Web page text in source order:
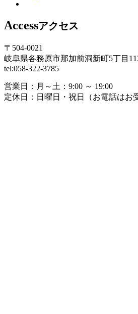
Accessアクセス
〒504-0021
岐阜県各務原市那加前洞新町5丁目
tel:058-322-3785
営業日： 月～土：9:00 ～ 19:00
定休日： 日曜日・祝日（お電話はお